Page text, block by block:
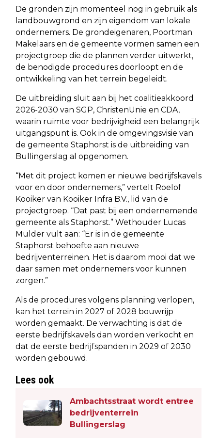
De gronden zijn momenteel nog in gebruik als
landbouwgrond en zijn eigendom van lokale
ondernemers. De grondeigenaren, Poortman
Makelaars en de gemeente vormen samen een
projectgroep die de plannen verder uitwerkt,
de benodigde procedures doorloopt en de
ontwikkeling van het terrein begeleidt.
De uitbreiding sluit aan bij het coalitieakkoord
2026-2030 van SGP, ChristenUnie en CDA,
waarin ruimte voor bedrijvigheid een belangrijk
uitgangspunt is. Ook in de omgevingsvisie van
de gemeente Staphorst is de uitbreiding van
Bullingerslag al opgenomen.
“Met dit project komen er nieuwe bedrijfskavels
voor en door ondernemers,” vertelt Roelof
Kooiker van Kooiker Infra B.V., lid van de
projectgroep. “Dat past bij een ondernemende
gemeente als Staphorst.” Wethouder Lucas
Mulder vult aan: “Er is in de gemeente
Staphorst behoefte aan nieuwe
bedrijventerreinen. Het is daarom mooi dat we
daar samen met ondernemers voor kunnen
zorgen.”
Als de procedures volgens planning verlopen,
kan het terrein in 2027 of 2028 bouwrijp
worden gemaakt. De verwachting is dat de
eerste bedrijfskavels dan worden verkocht en
dat de eerste bedrijfspanden in 2029 of 2030
worden gebouwd.
Lees ook
Ambachtsstraat wordt entree
bedrijventerrein
Bullingerslag